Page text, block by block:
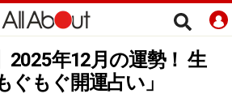
2025年12月の運勢！ 生
ぐもぐ開運占い」